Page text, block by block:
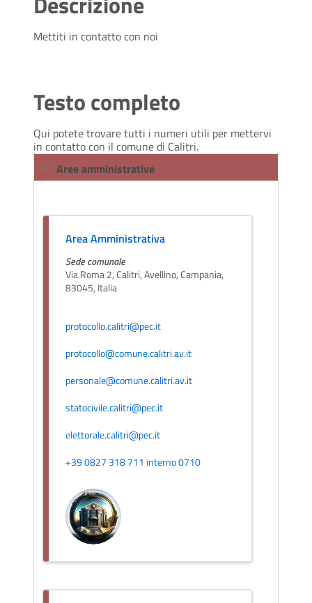
Mettiti in contatto con noi
Testo completo
Qui potete trovare tutti i numeri utili per mettervi
in contatto con il comune di Calitri.
Aree amministrative
Area Amministrativa
Sede comunale
Via Roma 2, Calitri, Avellino, Campania,
83045, Italia
protocollo.calitri@pec.it
protocollo@comune.calitri.av.it
personale@comune.calitri.av.it
statocivile.calitri@pec.it
elettorale.calitri@pec.it
+39 0827 318 711 interno 0710